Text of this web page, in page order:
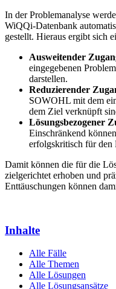
In der Problemanalyse
WiQQi-Datenbank
gestellt. Hieraus ergibt sich
Ausweitender
eingegebenen
darstellen.
Reduzierender
SOWOHL mit dem
dem Ziel verknüpft
Lösungsbezogener
Einschränkend
erfolgskritisch für den
Damit können die für die
zielgerichtet erhoben und
Enttäuschungen können
Inhalte
Alle Fälle
Alle Themen
Alle Lösungen
Alle Lösungsansätze